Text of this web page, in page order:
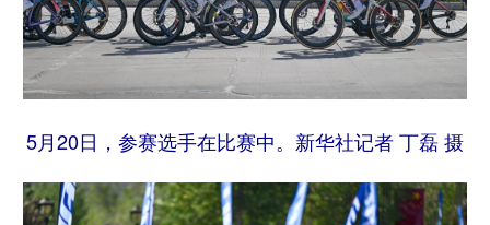
5月20日，参赛选手在比赛中。新华社记者 丁磊 摄